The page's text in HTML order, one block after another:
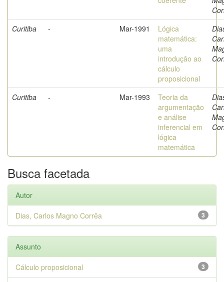
Curitiba
- Mar-1991
Lógica
matemática:
uma
introdução ao
cálculo
proposicional
Curitiba - Mar-1993
Teoria da
argumentação
e análise
inferencial em
lógica
matemática
Busca facetada
Autor
3
Dias, Carlos Magno Corrêa
Assunto
3
Cálculo proposicional